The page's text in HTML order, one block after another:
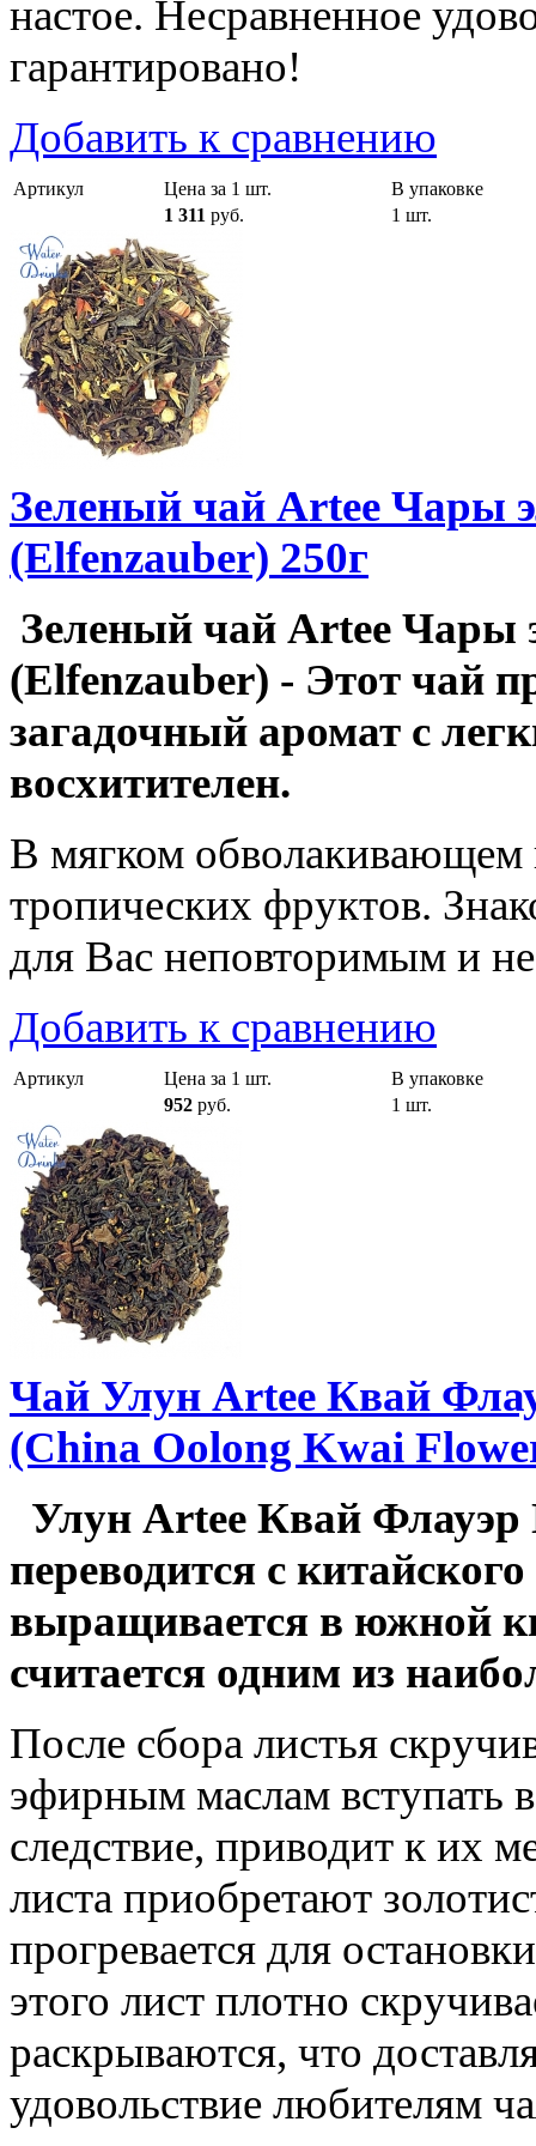
настое. Несравненное
гарантировано!
Добавить к сравнению
Артикул Цена за 1 шт.
В упаковке
1 311 руб. 1 шт.
Зеленый чай Artee Чары
(Elfenzauber) 250г
Зеленый чай Artee Чары
(Elfenzauber) - Этот чай
загадочный аромат с
восхитителен.
В мягком обволакивающем
тропических фруктов.
для Вас неповторимым и
Добавить к сравнению
Артикул Цена за 1 шт.
В упаковке
952 руб. 1 шт.
Чай Улун Artee Квай
(China Oolong Kwai
Улун Artee Квай Флауэр
переводится с
выращивается в южной
считается одним из
После сбора листья
эфирным маслам вступать
следствие, приводит к их
листа приобретают
прогревается для
этого лист плотно
раскрываются, что
удовольствие любителям